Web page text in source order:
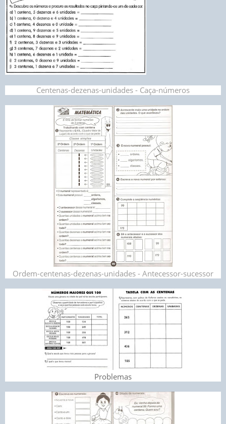
Centenas-dezenas-unidades - Caça-números
Ordem-centenas-dezenas-unidades - Antecessor-sucessor
Problemas